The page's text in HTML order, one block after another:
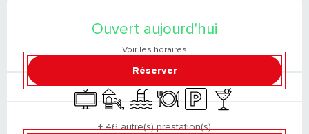
Ouvert aujourd'hui
Voir les horaires
Réserver
TélévisionJeux pour enfants / Espace jeux
PiscineRestaurant
ParkingBar / Buvette
+ 46 autre(s) prestation(s)